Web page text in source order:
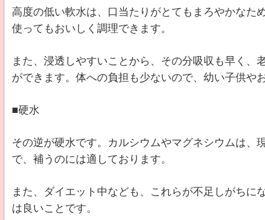
高度の低い軟水は、口当たりがとてもまろやかなた
使ってもおいしく調理できます。
また、浸透しやすいことから、その分吸収も早く、
ができます。体への負担も少ないので、幼い子供や
■硬水
その逆が硬水です。カルシウムやマグネシウムは、
で、補うのには適しております。
また、ダイエット中なども、これらが不足しがちに
は良いことです。